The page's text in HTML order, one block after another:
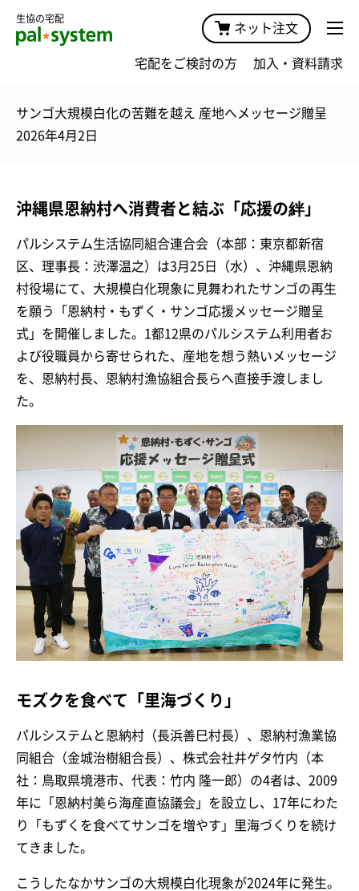
生協の宅配
ネット注文
宅配をご検討の方 加入・資料請求
サンゴ大規模白化の苦難を越え 産地へメッセージ贈呈
2026年4月2日
沖縄県恩納村へ消費者と結ぶ「応援の絆」
パルシステム生活協同組合連合会（本部：東京都新宿
区、理事長：渋澤温之）は3月25日（水）、沖縄県恩納
村役場にて、大規模白化現象に見舞われたサンゴの再生
を願う「恩納村・もずく・サンゴ応援メッセージ贈呈
式」を開催しました。1都12県のパルシステム利用者お
よび役職員から寄せられた、産地を想う熱いメッセージ
を、恩納村長、恩納村漁協組合長らへ直接手渡しまし
た。
モズクを食べて「里海づくり」
パルシステムと恩納村（長浜善巳村長）、恩納村漁業協
同組合（金城治樹組合長）、株式会社井ゲタ竹内（本
社：鳥取県境港市、代表：竹内 隆一郎）の4者は、2009
年に「恩納村美ら海産直協議会」を設立し、17年にわた
り「もずくを食べてサンゴを増やす」里海づくりを続け
てきました。
こうしたなかサンゴの大規模白化現象が2024年に発生。